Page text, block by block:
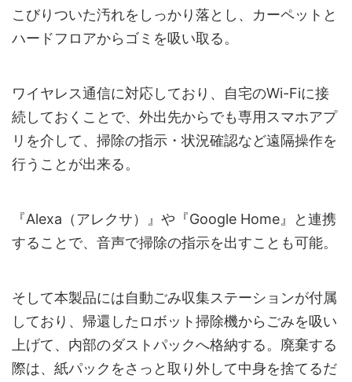
こびりついた汚れをしっかり落とし、カーペットと
ハードフロアからゴミを吸い取る。
ワイヤレス通信に対応しており、自宅のWi-Fiに接
続しておくことで、外出先からでも専用スマホアプ
リを介して、掃除の指示・状況確認など遠隔操作を
行うことが出来る。
『Alexa（アレクサ）』や『Google Home』と連携
することで、音声で掃除の指示を出すことも可能。
そして本製品には自動ごみ収集ステーションが付属
しており、帰還したロボット掃除機からごみを吸い
上げて、内部のダストパックへ格納する。廃棄する
際は、紙パックをさっと取り外して中身を捨てるだ